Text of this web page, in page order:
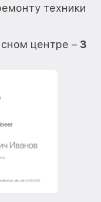
техники
центре – 3